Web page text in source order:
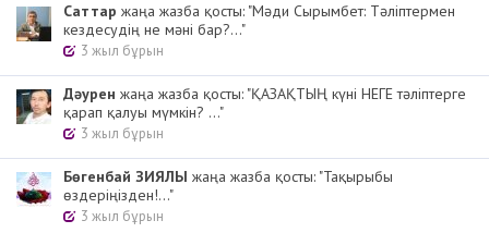
Cаттар жаңа жазба қосты: "Мәди Сырымбет: Тәліптермен
кездесудің не мәні бар?..."
3 жыл бұрын
Дәурен жаңа жазба қосты: "ҚАЗАҚТЫҢ күні НЕГЕ тәліптерге
қарап қалуы мүмкін? ..."
3 жыл бұрын
Бөгенбай ЗИЯЛЫ жаңа жазба қосты: "Тақырыбы
өздеріңізден!..."
3 жыл бұрын